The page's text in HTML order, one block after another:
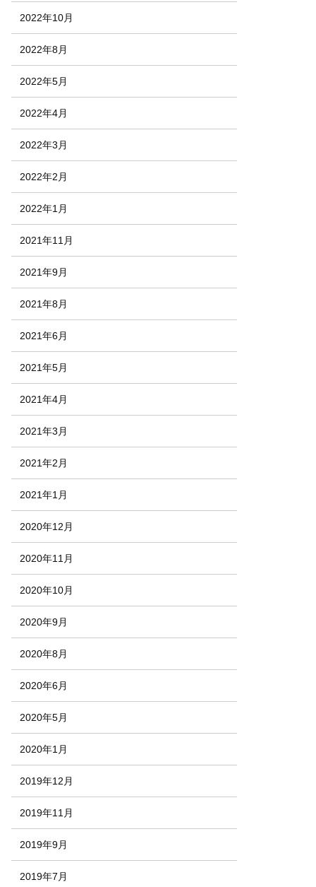
2022年10月
2022年8月
2022年5月
2022年4月
2022年3月
2022年2月
2022年1月
2021年11月
2021年9月
2021年8月
2021年6月
2021年5月
2021年4月
2021年3月
2021年2月
2021年1月
2020年12月
2020年11月
2020年10月
2020年9月
2020年8月
2020年6月
2020年5月
2020年1月
2019年12月
2019年11月
2019年9月
2019年7月